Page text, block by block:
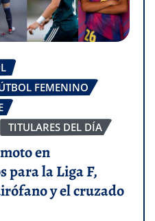
FEMENINO
TITULARES DEL DÍA
en
para la Liga F,
y el cruzado